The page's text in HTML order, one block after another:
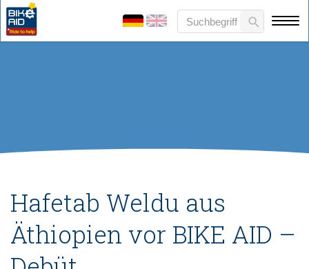
Hafetab Weldu aus
Äthiopien vor BIKE AID –